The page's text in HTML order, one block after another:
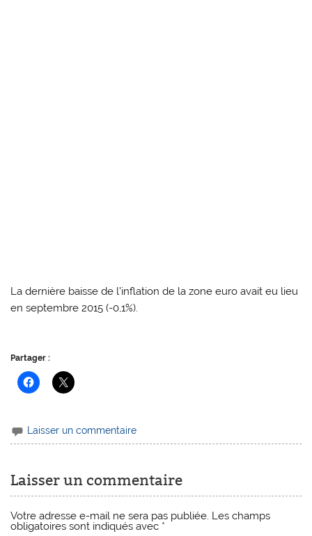
La dernière baisse de l’inflation de la zone euro avait eu lieu
en septembre 2015 (-0,1%).
Partager :
Laisser un commentaire
Laisser un commentaire
Votre adresse e-mail ne sera pas publiée. Les champs
obligatoires sont indiqués avec *